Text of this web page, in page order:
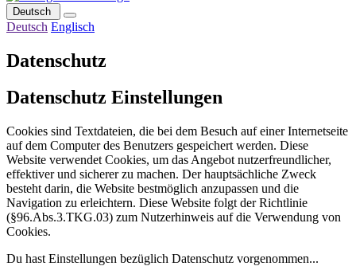
Deutsch
Deutsch Englisch
Datenschutz
Datenschutz Einstellungen
Cookies sind Textdateien, die bei dem Besuch auf einer Internetseite
auf dem Computer des Benutzers gespeichert werden. Diese
Website verwendet Cookies, um das Angebot nutzerfreundlicher,
effektiver und sicherer zu machen. Der hauptsächliche Zweck
besteht darin, die Website bestmöglich anzupassen und die
Navigation zu erleichtern. Diese Website folgt der Richtlinie
(§96.Abs.3.TKG.03) zum Nutzerhinweis auf die Verwendung von
Cookies.
Du hast Einstellungen bezüglich Datenschutz vorgenommen...